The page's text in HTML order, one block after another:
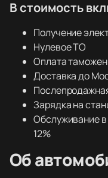
В стоимость
Получение
Нулевое ТО
Оплата
Доставка до
Зарядка на
Обслуживание
12%
Об